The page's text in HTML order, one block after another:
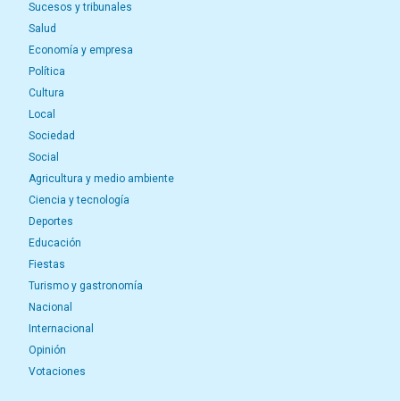
Sucesos y tribunales
Salud
Economía y empresa
Política
Cultura
Local
Sociedad
Social
Agricultura y medio ambiente
Ciencia y tecnología
Deportes
Educación
Fiestas
Turismo y gastronomía
Nacional
Internacional
Opinión
Votaciones